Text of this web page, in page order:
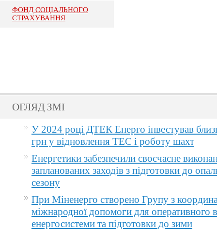
ФОНД СОЦІАЛЬНОГО
СТРАХУВАННЯ
ОГЛЯД ЗМІ
У 2024 році ДТЕК Енерго інвестував
грн у відновлення ТЕС і роботу шахт
Енергетики забезпечили своєчасне
запланованих заходів з підготовки до
сезону
При Міненерго створено Групу з
міжнародної допомоги для оперативного
енергосистеми та підготовки до зими